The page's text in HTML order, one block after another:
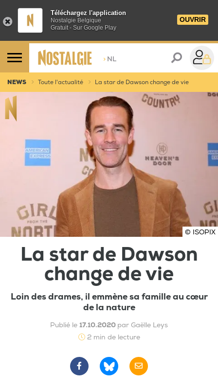
Téléchargez l'application
Nostalgie Belgique
Gratuit - Sur Google Play
OUVRIR
> NL
NEWS Toute l'actualité La star de Dawson change de vie
© ISOPIX
La star de Dawson
change de vie
Loin des drames, il emmène sa famille au cœur
de la nature
Publié le 17.10.2020 par Gaëlle Leys
2 min de lecture